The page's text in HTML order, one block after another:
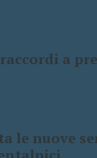
a
le nuove